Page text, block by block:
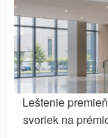
Leštenie
svoriek na